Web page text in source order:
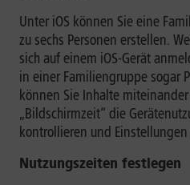
Unter iOS können Sie eine
zu sechs Personen erstellen.
sich auf einem iOS-Gerät
in einer Familiengruppe sogar
können Sie Inhalte
„Bildschirmzeit“ die
kontrollieren und
Nutzungszeiten festlegen